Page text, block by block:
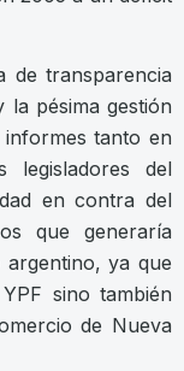
de transparencia
pésima gestión
tanto en
legisladores del
en contra del
que generaría
argentino, ya que
sino también
de Nueva